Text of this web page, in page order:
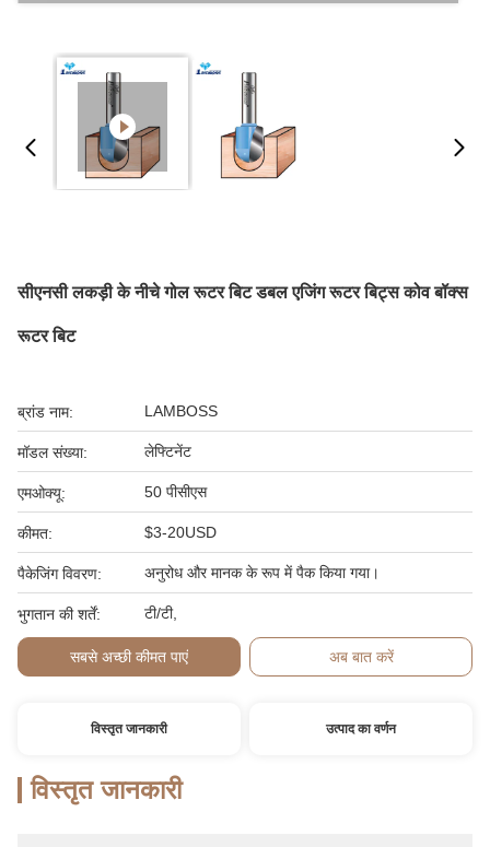
सीएनसी लकड़ी के नीचे गोल रूटर बिट डबल एजिंग रूटर बिट्स कोव बॉक्स
रूटर बिट
ब्रांड नाम: LAMBOSS
मॉडल संख्या: लेफ्टिनेंट
एमओक्यू: 50 पीसीएस
कीमत: $3-20USD
पैकेजिंग विवरण: अनुरोध और मानक के रूप में पैक किया गया।
भुगतान की शर्तें: टी/टी,
सबसे अच्छी कीमत पाएं अब बात करें
विस्तृत जानकारी उत्पाद का वर्णन
विस्तृत जानकारी